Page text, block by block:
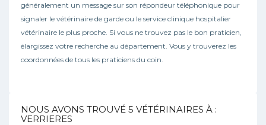
généralement un message sur son répondeur téléphonique pour
signaler le vétérinaire de garde ou le service clinique hospitalier
vétérinaire le plus proche. Si vous ne trouvez pas le bon praticien,
élargissez votre recherche au département. Vous y trouverez les
coordonnées de tous les praticiens du coin.
NOUS AVONS TROUVÉ 5 VÉTÉRINAIRES À :
VERRIERES